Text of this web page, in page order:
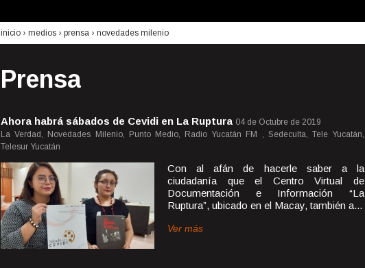
inicio › medios › prensa › novedades milenio
Prensa
Ahora habrá sábados de Cevidi en La Ruptura 04 de Octubre de 2019
La Verdad, Novedades Milenio, Punto Medio, Radio Yucatán FM , Sedeculta, Tele Yucatán,
Telesur Yucatán
Con al afán de hacerle saber a la
ciudadanía que el Centro Virtual de
Documentación e Información “La
Ruptura”, ubicado en el Macay, también a...
Ver más